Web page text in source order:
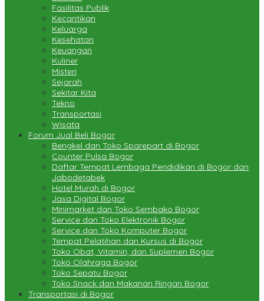
Fasilitas Publik
Kecantikan
Keluarga
Kesehatan
Keuangan
Kuliner
Misteri
Sejarah
Sekitar Kita
Tekno
Transportasi
Wisata
Forum Jual Beli Bogor
Bengkel dan Toko Sparepart di Bogor
Counter Pulsa Bogor
Daftar Tempat Lembaga Pendidikan di Bogor dan
Jabodetabek
Hotel Murah di Bogor
Jasa Digital Bogor
Minimarket dan Toko Sembako Bogor
Service dan Toko Elektronik Bogor
Service dan Toko Komputer Bogor
Tempat Pelatihan dan Kursus di Bogor
Toko Obat, Vitamin, dan Suplemen Bogor
Toko Olahraga Bogor
Toko Sepatu Bogor
Toko Snack dan Makanan Ringan Bogor
Transportasi di Bogor